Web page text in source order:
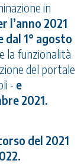
in
l’anno 2021
1° agosto
la funzionalità
del portale
- e
2021.
del 2021